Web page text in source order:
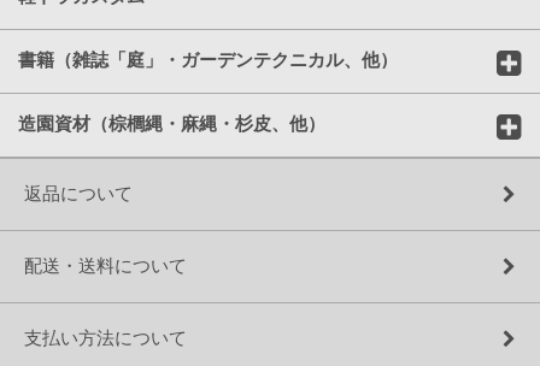
書籍（雑誌「庭」・ガーデンテクニカル、他）
造園資材（棕櫚縄・麻縄・杉皮、他）
返品について
配送・送料について
支払い方法について